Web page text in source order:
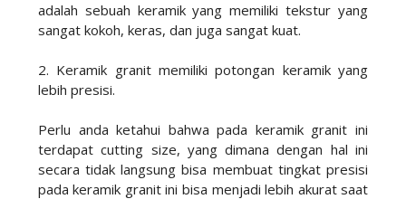
adalah sebuah keramik yang memiliki tekstur yang
sangat kokoh, keras, dan juga sangat kuat.
2. Keramik granit memiliki potongan keramik yang
lebih presisi.
Perlu anda ketahui bahwa pada keramik granit ini
terdapat cutting size, yang dimana dengan hal ini
secara tidak langsung bisa membuat tingkat presisi
pada keramik granit ini bisa menjadi lebih akurat saat